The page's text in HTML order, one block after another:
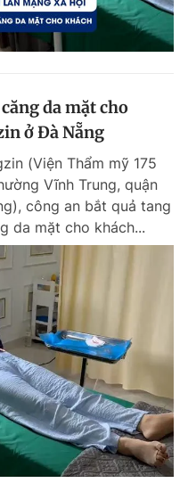
da mặt cho
ở Đà Nẵng
(Viện Thẩm mỹ 175
Vĩnh Trung, quận
công an bắt quả tang
da mặt cho khách...